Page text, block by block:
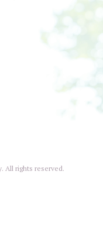
All rights reserved.